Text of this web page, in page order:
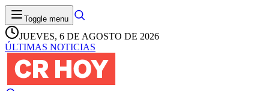
Toggle menu
JUEVES, 6 DE AGOSTO DE 2026
ÚLTIMAS NOTICIAS